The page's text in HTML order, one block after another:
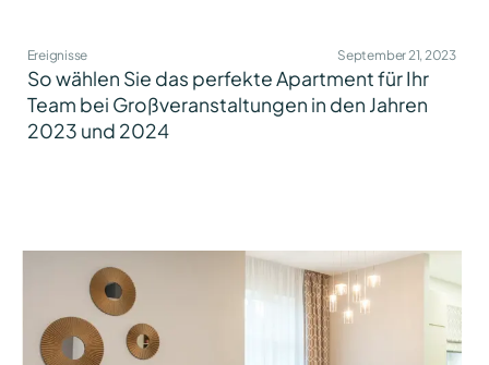
Ereignisse September 21, 2023
So wählen Sie das perfekte Apartment für Ihr
Team bei Großveranstaltungen in den Jahren
2023 und 2024